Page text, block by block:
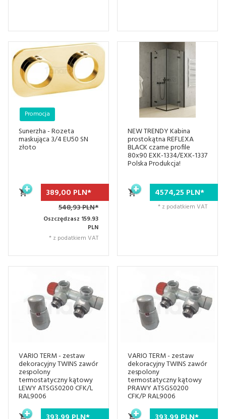
Sunerzha - Rozeta
maskująca 3/4 EU50 SN
złoto
Promocja
389,00 PLN*
548,93 PLN*
Oszczędzasz 159.93
PLN
* z podatkiem VAT
NEW TRENDY Kabina
prostokątna REFLEXA
BLACK czarne profile
80x90 EXK-1334/EXK-1337
Polska Produkcja!
4574,25 PLN*
* z podatkiem VAT
VARIO TERM - zestaw
dekoracyjny TWINS zawór
zespolony
termostatyczny kątowy
LEWY ATSGS0200 CFK/L
RAL9006
VARIO TERM - zestaw
dekoracyjny TWINS zawór
zespolony
termostatyczny kątowy
PRAWY ATSGS0200
CFK/P RAL9006